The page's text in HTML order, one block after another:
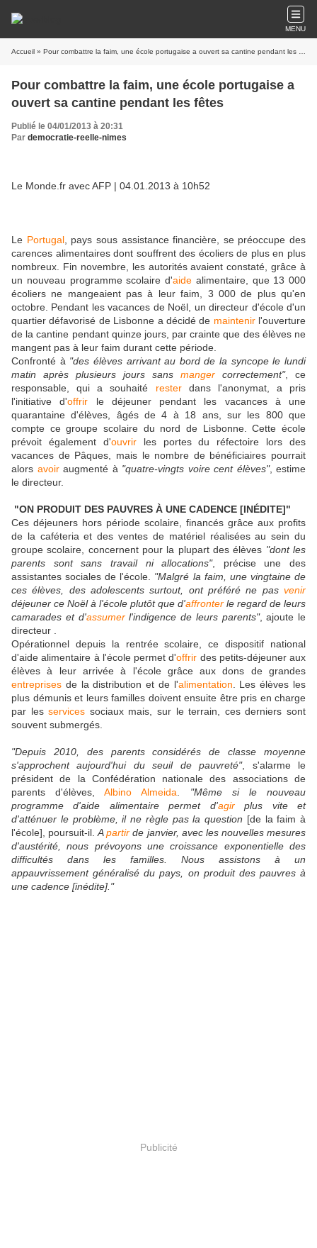
MENU
Accueil » Pour combattre la faim, une école portugaise a ouvert sa cantine pendant les fêtes
Pour combattre la faim, une école portugaise a
ouvert sa cantine pendant les fêtes
Publié le 04/01/2013 à 20:31
Par democratie-reelle-nimes
Le Monde.fr avec AFP | 04.01.2013 à 10h52
Le Portugal, pays sous assistance financière, se préoccupe des
carences alimentaires dont souffrent des écoliers de plus en plus
nombreux. Fin novembre, les autorités avaient constaté, grâce à
un nouveau programme scolaire d'aide alimentaire, que 13 000
écoliers ne mangeaient pas à leur faim, 3 000 de plus qu'en
octobre. Pendant les vacances de Noël, un directeur d'école d'un
quartier défavorisé de Lisbonne a décidé de maintenirl'ouverture
de la cantine pendant quinze jours, par crainte que des élèves ne
mangent pas à leur faim durant cette période.
Confronté à "des élèves arrivant au bord de la syncope le lundi
matin après plusieurs jours sans manger correctement", ce
responsable, qui a souhaité resterdans l'anonymat, a pris
l'initiative d'offrir le déjeuner pendant les vacances à une
quarantaine d'élèves, âgés de 4 à 18 ans, sur les 800 que
compte ce groupe scolaire du nord de Lisbonne. Cette école
prévoit également d'ouvrirles portes du réfectoire lors des
vacances de Pâques, mais le nombre de bénéficiaires pourrait
alors avoiraugmenté à "quatre-vingts voire cent élèves", estime
le directeur.
"ON PRODUIT DES PAUVRES À UNE CADENCE [INÉDITE]"
Ces déjeuners hors période scolaire, financés grâce aux profits
de la caféteria et des ventes de matériel réalisées au sein du
groupe scolaire, concernent pour la plupart des élèves "dont les
parents sont sans travail ni allocations", précise une des
assistantes sociales de l'école. "Malgré la faim, une vingtaine de
ces élèves, des adolescents surtout, ont préféré ne pas venir
déjeuner ce Noël à l'école plutôt que d'affronter le regard de leurs
camarades et d'assumerl'indigence de leurs parents", ajoute le
directeur
Opérationnel depuis la rentrée scolaire, ce dispositif national
d'aide alimentaire à l'école permet d'offrir des petits-déjeuner aux
élèves à leur arrivée à l'école grâce aux dons de grandes
entreprises de la distribution et de l'alimentation . Les élèves les
plus démunis et leurs familles doivent ensuite être pris en charge
par lesservices sociaux mais, sur le terrain, ces derniers sont
souvent submergés.
"Depuis 2010, des parents considérés de classe moyenne
s'approchent aujourd'hui du seuil de pauvreté", s'alarme le
président de la Confédération nationale des associations de
parents d'élèves,Albino Almeida
"Même si le nouveau
programme d'aide alimentaire permet d'agirplus vite et
d'atténuer le problème, il ne règle pas la question [de la faim à
l'école], poursuit-il.Apartir de janvier, avec les nouvelles mesures
d'austérité, nous prévoyons une croissance exponentielle des
difficultés dans les familles. Nous assistons à un
appauvrissement généralisé du pays, on produit des pauvres à
une cadence [inédite]."
Publicité